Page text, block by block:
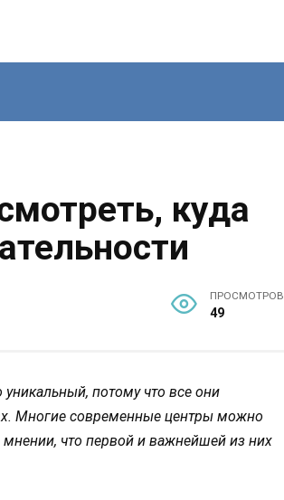
куда
ПРОСМОТРОВ
49
потому что все они
Многие современные центры можно
мнении, что первой и важнейшей из них